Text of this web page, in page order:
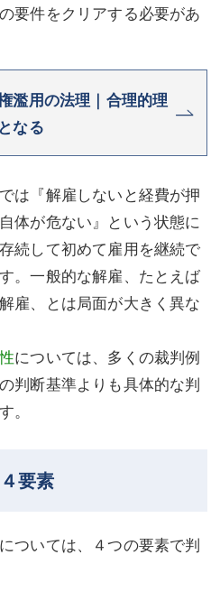
要件をクリアする必要があ
濫用の法理｜合理的理
なる
は『解雇しないと経費が押
体が危ない』という状態に
続して初めて雇用を継続で
。一般的な解雇、たとえば
雇、とは局面が大きく異な
については、多くの裁判例
判断基準よりも具体的な判
。
要素
ついては、４つの要素で判